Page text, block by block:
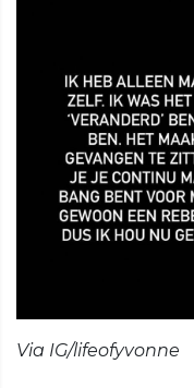
Via IG/lifeofyvonne